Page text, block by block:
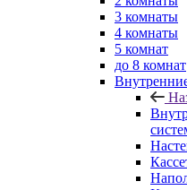
3 комнаты
4 комнаты
5 комнат
до 8 комнат